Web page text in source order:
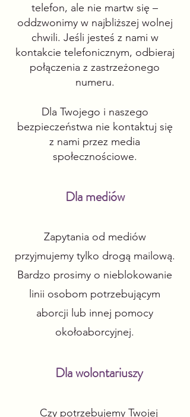
telefon, ale nie martw się –
oddzwonimy w najbliższej wolnej
chwili. Jeśli jesteś z nami w
kontakcie telefonicznym, odbieraj
połączenia z zastrzeżonego
numeru.
Dla Twojego i naszego
bezpieczeństwa nie kontaktuj się
z nami przez media
społecznościowe.
Dla mediów
Zapytania od mediów
przyjmujemy tylko drogą mailową.
Bardzo prosimy o nieblokowanie
linii osobom potrzebującym
aborcji lub innej pomocy
okołoaborcyjnej​.
Dla wolontariuszy
Czy potrzebujemy Twojej